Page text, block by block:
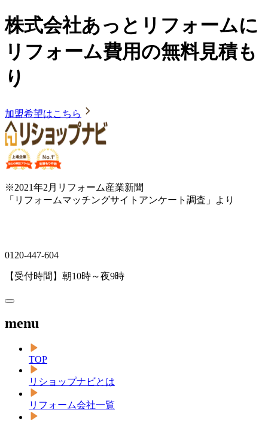
株式会社あっとリフォームに
リフォーム費用の無料見積も
り
加盟希望はこちら
※2021年2月リフォーム産業新聞
「リフォームマッチングサイトアンケート調査」より
0120-447-604
【受付時間】朝10時～夜9時
menu
TOP
リショップナビとは
リフォーム会社一覧